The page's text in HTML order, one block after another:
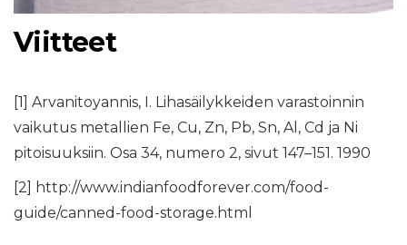
Viitteet
[1] Arvanitoyannis, I. Lihasäilykkeiden varastoinnin
vaikutus metallien Fe, Cu, Zn, Pb, Sn, Al, Cd ja Ni
pitoisuuksiin. Osa 34, numero 2, sivut 147–151. 1990
[2] http://www.indianfoodforever.com/food-
guide/canned-food-storage.html